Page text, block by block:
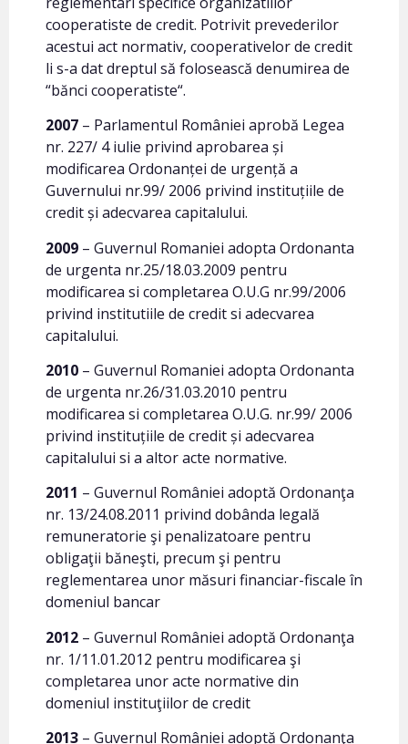
cooperatiste de credit. Potrivit prevederilor
acestui act normativ, cooperativelor de credit
li s-a dat dreptul să folosească denumirea de
“bănci cooperatiste“.
2007 – Parlamentul României aprobă Legea
nr. 227/ 4 iulie privind aprobarea și
modificarea Ordonanței de urgență a
Guvernului nr.99/ 2006 privind instituțiile de
credit și adecvarea capitalului.
2009 – Guvernul Romaniei adopta Ordonanta
de urgenta nr.25/18.03.2009 pentru
modificarea si completarea O.U.G nr.99/2006
privind institutiile de credit si adecvarea
capitalului.
2010 – Guvernul Romaniei adopta Ordonanta
de urgenta nr.26/31.03.2010 pentru
modificarea si completarea O.U.G. nr.99/ 2006
privind instituțiile de credit și adecvarea
capitalului si a altor acte normative.
2011 – Guvernul României adoptă Ordonanţa
nr. 13/24.08.2011 privind dobânda legală
remuneratorie şi penalizatoare pentru
obligaţii băneşti, precum şi pentru
reglementarea unor măsuri financiar-fiscale în
domeniul bancar
2012 – Guvernul României adoptă Ordonanţa
nr. 1/11.01.2012 pentru modificarea şi
completarea unor acte normative din
domeniul instituţiilor de credit
2013 – Guvernul României adoptă Ordonanţa